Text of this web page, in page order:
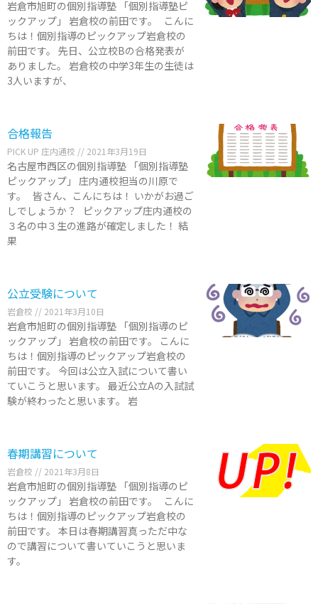
岩倉市旭町の個別指導塾 「個別指導塾ピ
ックアップ」 岩倉校の前田です。 こんに
ちは！個別指導のピックアップ岩倉校の
前田です。 先日、公立校Bの合格発表が
ありました。 岩倉校の中学3年生の生徒は
3人いますが、
合格報告
PICK UP 庄内通校 2021年3月19日
名古屋市西区の個別指導塾 「個別指導塾
ピックアップ」 庄内通校担当の川原で
す。 皆さん、こんにちは！ いかがお過ご
しでしょうか？ ピックアップ庄内通校の
３名の中３生の進路が確定しました！ 結
果
公立受験について
岩倉校 2021年3月10日
岩倉市旭町の個別指導塾 「個別指導のピ
ックアップ」 岩倉校の前田です。 こんに
ちは！個別指導のピックアップ岩倉校の
前田です。 今回は公立入試について書い
ていこうと思います。 最近公立Aの入試試
験が終わったと思います。 岩
春期講習について
岩倉校 2021年3月8日
岩倉市旭町の個別指導塾 「個別指導のピ
ックアップ」 岩倉校の前田です。 こんに
ちは！個別指導のピックアップ岩倉校の
前田です。 本日は春期講習真っただ中な
ので講習について書いていこうと思いま
す。